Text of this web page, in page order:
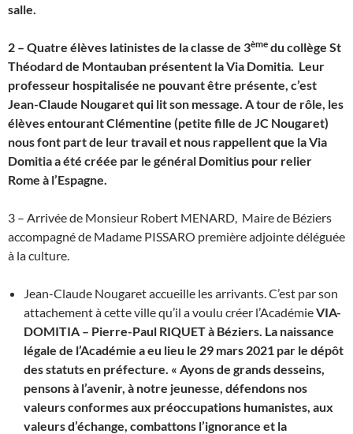
salle.
2 – Quatre élèves latinistes de la classe de 3ème du collège St
Théodard de Montauban présentent la Via Domitia. Leur
professeur hospitalisée ne pouvant être présente, c’est
Jean-Claude Nougaret qui lit son message. A tour de rôle, les
élèves entourant Clémentine (petite fille de JC Nougaret)
nous font part de leur travail et nous rappellent que la Via
Domitia a été créée par le général Domitius pour relier
Rome à l’Espagne.
3 – Arrivée de Monsieur Robert MENARD, Maire de Béziers
accompagné de Madame PISSARO première adjointe déléguée
à la culture.
Jean-Claude Nougaret accueille les arrivants. C’est par son
attachement à cette ville qu’il a voulu créer l’AcadémieVIA-
DOMITIA – Pierre-Paul RIQUET à Béziers. La naissance
légale de l’Académie a eu lieu le 29 mars 2021 par le dépôt
des statuts en préfecture. « Ayons de grands desseins,
pensons à l’avenir, à notre jeunesse, défendons nos
valeurs conformes aux préoccupations humanistes, aux
valeurs d’échange, combattons l’ignorance et la